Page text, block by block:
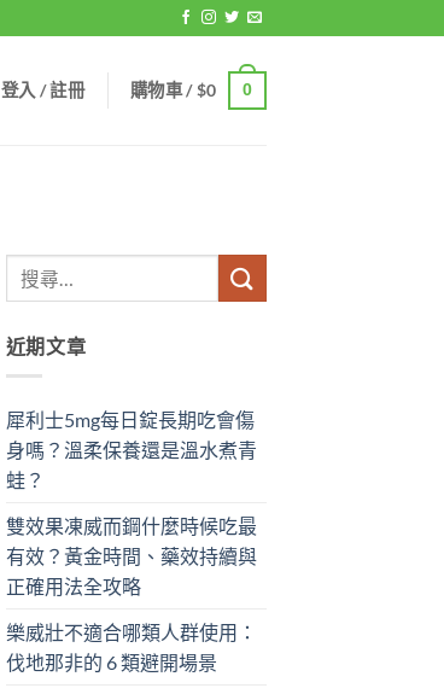
登入 / 註冊 購物車 /$0 0
近期文章
犀利士5mg每日錠長期吃會傷
身嗎？溫柔保養還是溫水煮青
蛙？
雙效果凍威而鋼什麼時候吃最
有效？黃金時間、藥效持續與
正確用法全攻略
樂威壯不適合哪類人群使用：
伐地那非的 6 類避開場景